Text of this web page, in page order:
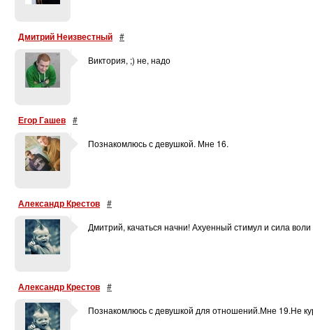
Дмитрий Неизвестный #
Виктория, ;) не, надо
Егор Гашев #
Познакомлюсь с девушкой. Мне 16.
Александр Крестов #
Дмитрий, качаться начни! Ахуенный стимул и сила воли
Александр Крестов #
Познакомлюсь с девушкой для отношений.Мне 19.Не